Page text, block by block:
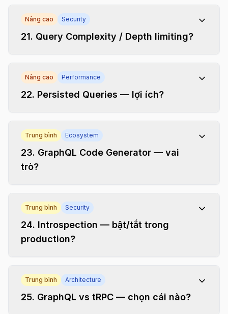
Nâng cao Security
21. Query Complexity / Depth limiting?
Nâng cao Performance
22. Persisted Queries — lợi ích?
Trung bình Ecosystem
23. GraphQL Code Generator — vai
trò?
Trung bình Security
24. Introspection — bật/tắt trong
production?
Trung bình Architecture
25. GraphQL vs tRPC — chọn cái nào?